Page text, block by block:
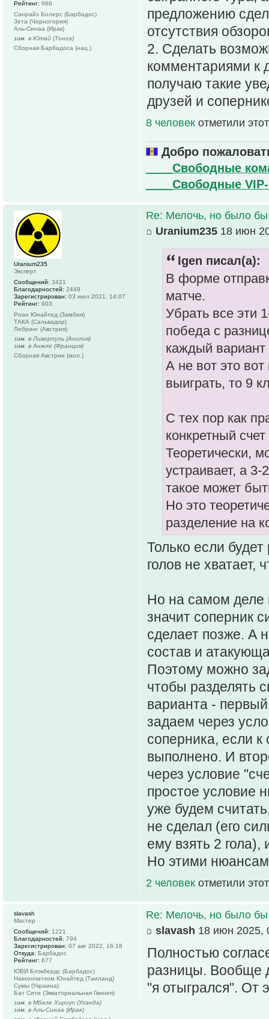
предложению
отсутствия
2. Сделать
комментариями к
получаю такие
друзей и
8 человек отметили
Добро
____Свободные
____Свободные
Рейтинг: 668
Санрайз Болерс (Барбадос)
Зета (Черногория)
Аль-Синаа (Ирак)
зам. в Ютай (Тонга)
Сборная Барбадоса (нац.)
Re: Мелочь, но было бы
Uranium235 18 июн
Igen писал(а):
В форме
матче.
Убрать все эти
победа с
каждый вариант
А не вот это
выиграть, то 9
С тех пор как
конкретный
Теоретически,
устраивает, а
такое может
Но это
разделение на
Только если
голов не хватает,
Но на самом деле
значит соперник
сделает позже. А
состав и
Поэтому можно
чтобы разделять
варианта -
задаем через
соперника, если
выполнено. И
через условие
простое условие
уже будем
не сделал (его
ему взять 2 гола),
Но этими
2 человек отметили
Uranium235
Эксперт
Сообщений: 3421
Благодарностей: 2449
Зарегистрирован: 03 июл 2021, 14:07
Рейтинг: 903
Роан Юнайтед (Замбия)
ТАКА (Сальвадор)
Лебринг (Австрия)
зам. в Ливерпуль (Англия)
зам. в Анжле (Франция)
Сборная Австрии (мол.)
Re: Мелочь, но было бы
slavash 18 июн 2025,
Полностью
разницы. Вообще
"я отыгрался". От
slavash
Мастер
Сообщений: 1221
Благодарностей: 794
Зарегистрирован: 07 авг 2022, 16:18
Откуда: Барбадос
Рейтинг: 677
ЮВИ Блэкбердс (Барбадос)
Накхонпатхом Юнайтед (Таиланд)
Сумы (Украина)
Бат Сити (Экваториальная Гвинея)
зам. в Мбале Хироус (Уганда)
зам. в Аль-Синаа (Ирак)